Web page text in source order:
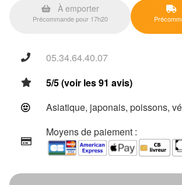
À emporter
Précommande pour 17h20
05.34.64.40.07
5/5 (voir les 91 avis)
Asiatique, japonais, poissons,
Moyens de paiement :